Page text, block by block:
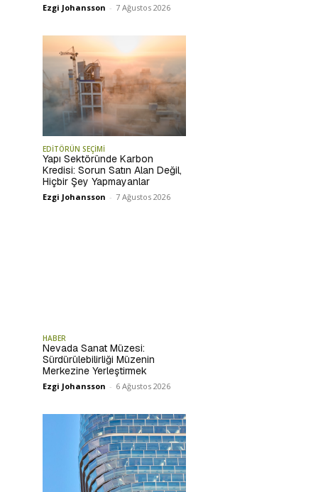
Ezgi Johansson - 7 Ağustos 2026
EDİTÖRÜN SEÇİMİ
Yapı Sektöründe Karbon
Kredisi: Sorun Satın Alan Değil,
Hiçbir Şey Yapmayanlar
Ezgi Johansson - 7 Ağustos 2026
HABER
Nevada Sanat Müzesi:
Sürdürülebilirliği Müzenin
Merkezine Yerleştirmek
Ezgi Johansson - 6 Ağustos 2026